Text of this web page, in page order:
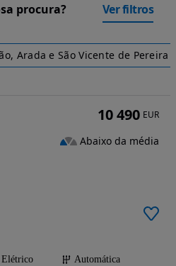
procura? Ver filtros
Arada e São Vicente de Pereira
Elétrico
Automática
10 490 EUR
Abaixo da média